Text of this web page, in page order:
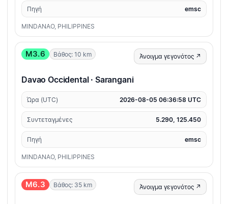
Πηγή emsc
MINDANAO, PHILIPPINES
M3.6 Βάθος: 10 km Άνοιγμα γεγονότος ↗
Davao Occidental · Sarangani
Ώρα (UTC) 2026-08-05 06:36:58 UTC
Συντεταγμένες 5.290, 125.450
Πηγή emsc
MINDANAO, PHILIPPINES
M6.3 Βάθος: 35 km Άνοιγμα γεγονότος ↗